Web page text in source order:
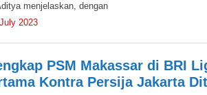
menjelaskan, dengan
2023
PSM Makassar di BRI
Kontra Persija Jakarta